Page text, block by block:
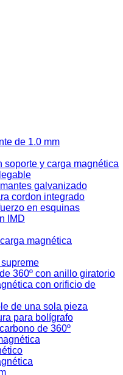
de 1.0 mm
soporte y carga magnética
galvanizado
cordon integrado
en esquinas
IMD
magnética
360º con anillo giratorio
con orificio de
de una sola pieza
para bolígrafo
de 360º